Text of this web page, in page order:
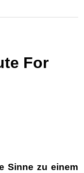
For
Sinne zu einem